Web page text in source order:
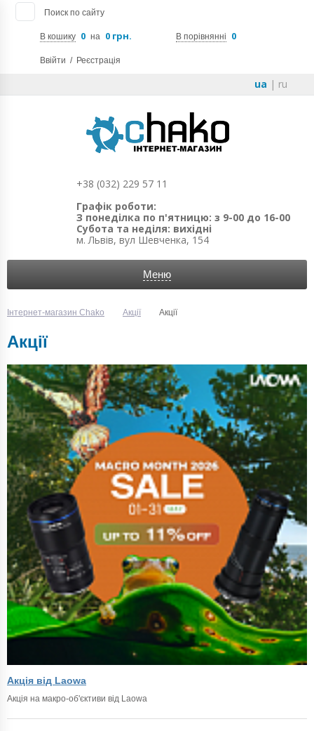
Поиск по сайту
В кошику 0 на 0 грн. В порівнянні 0
Ввійти / Реєстрація
ua | ru
+38 (032) 229 57 11
Графік роботи:
З понеділка по п'ятницю: з 9-00 до 16-00
Субота та неділя: вихідні
м. Львів, вул Шевченка, 154
Меню
Інтернет-магазин Chako Акції Акції
Акції
Акція від Laowa
Акція на макро-об'єктиви від Laowa